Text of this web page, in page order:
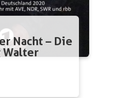
Nacht – Die
Walter